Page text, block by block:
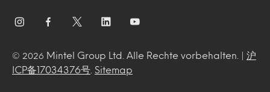
© 2026 Mintel Group Ltd. Alle Rechte vorbehalten. | 沪
ICP备17034376号
Sitemap